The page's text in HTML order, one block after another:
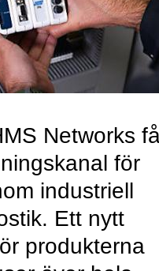
Networks
för
industriell
Ett nytt
produkterna